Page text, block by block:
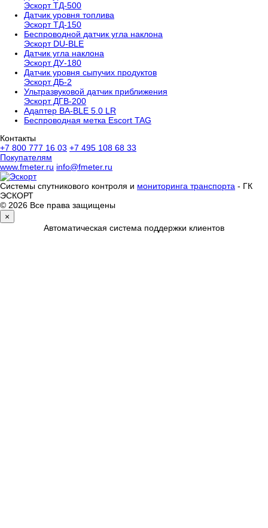
Эскорт ТД-500
Датчик уровня топлива
Эскорт ТД-150
Беспроводной датчик угла наклона
Эскорт DU-BLE
Датчик угла наклона
Эскорт ДУ-180
Датчик уровня сыпучих продуктов
Эскорт ДБ-2
Ультразвуковой датчик приближения
Эскорт ДГВ-200
Aдаптер BA-BLE 5.0 LR
Беспроводная метка Escort TAG
Контакты
+7 800 777 16 03 +7 495 108 68 33
Покупателям
www.fmeter.ru info@fmeter.ru
Системы спутникового контроля и мониторинга транспорта - ГК
ЭСКОРТ
© 2026 Все права защищены
×
Автоматическая система поддержки клиентов